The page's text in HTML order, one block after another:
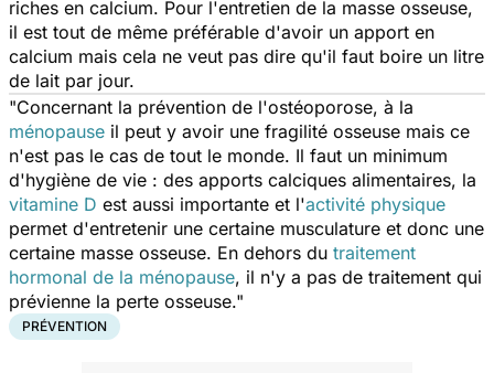
riches en calcium. Pour l'entretien de la masse osseuse,
il est tout de même préférable d'avoir un apport en
calcium mais cela ne veut pas dire qu'il faut boire un litre
de lait par jour.
"Concernant la prévention de l'ostéoporose, à la
ménopause il peut y avoir une fragilité osseuse mais ce
n'est pas le cas de tout le monde. Il faut un minimum
d'hygiène de vie : des apports calciques alimentaires, la
vitamine D est aussi importante et l'activité physique
permet d'entretenir une certaine musculature et donc une
certaine masse osseuse. En dehors du traitement
hormonal de la ménopause, il n'y a pas de traitement qui
prévienne la perte osseuse."
PRÉVENTION